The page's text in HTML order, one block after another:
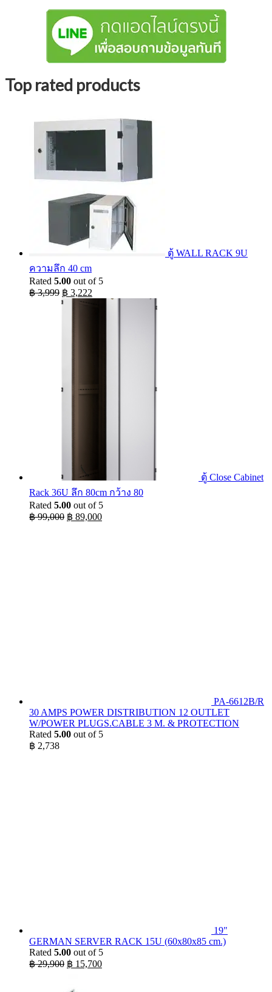
Top rated products
ตู้ WALL RACK 9U
ความลึก 40 cm
Rated 5.00 out of 5
฿3,999 Original
price
฿ 3,222
ตู้ Close Cabinet
Rack 36U ลึก 80cm กว้าง 80
Rated 5.00 out of 5
฿99,000 Original
฿ 89,000Current
PA-6612B/R
30 AMPS POWER DISTRIBUTION 12 OUTLET
W/POWER PLUGS.CABLE 3 M. & PROTECTION
Rated 5.00 out of 5
฿ 2,738
19"
GERMAN SERVER RACK 15U (60x80x85 cm.)
Rated 5.00 out of 5
฿29,900 Original
฿ 15,700Current